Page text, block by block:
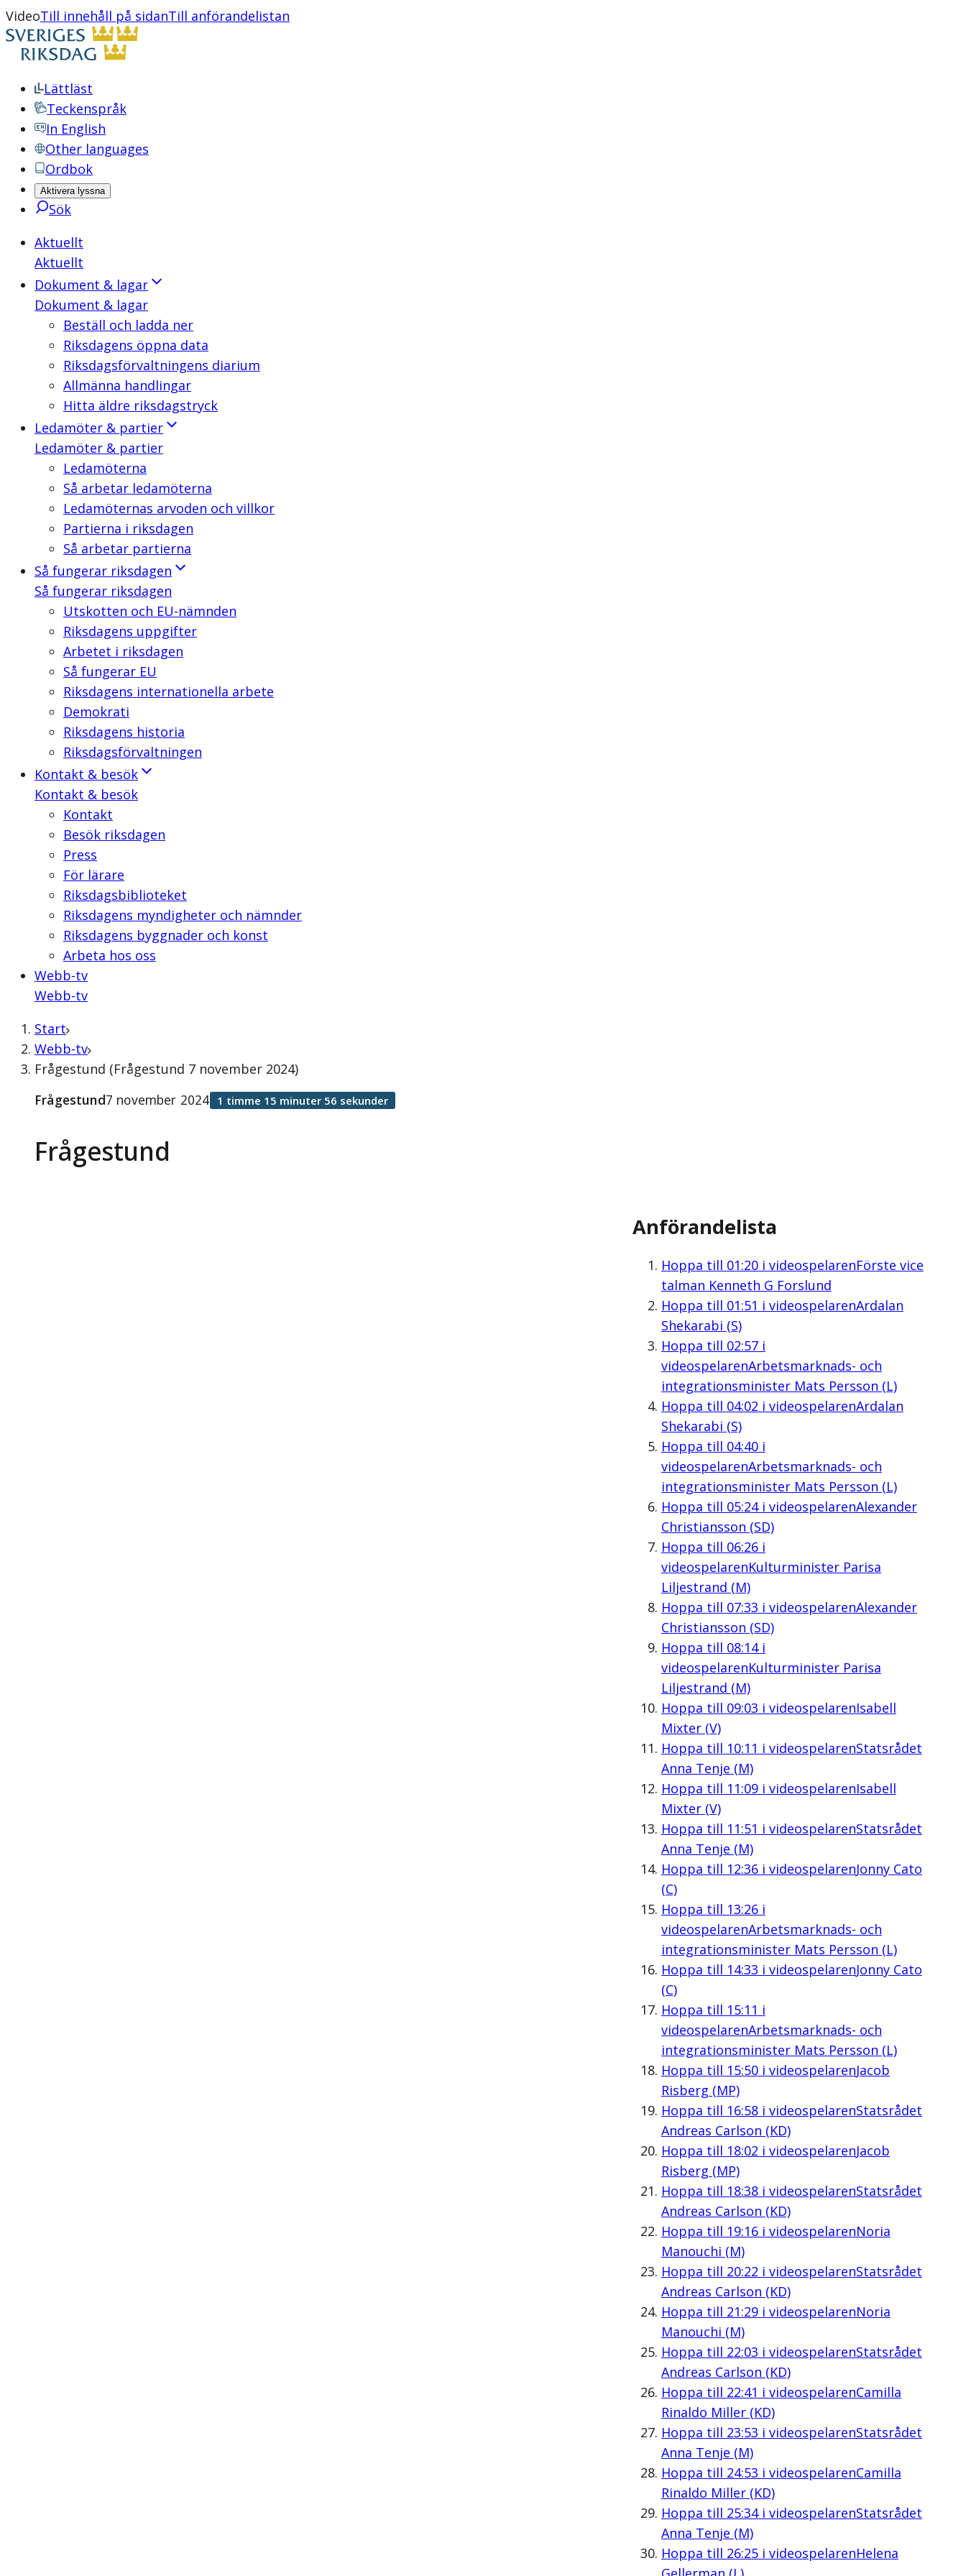
VideoTill innehåll på sidanTill anförandelistan
Lättläst
Teckenspråk
In English
Other languages
Ordbok
Aktivera lyssna
Sök
Aktuellt
Aktuellt
Dokument & lagar
Dokument & lagar
Beställ och ladda ner
Riksdagens öppna data
Riksdagsförvaltningens diarium
Allmänna handlingar
Hitta äldre riksdagstryck
Ledamöter & partier
Ledamöter & partier
Ledamöterna
Så arbetar ledamöterna
Ledamöternas arvoden och villkor
Partierna i riksdagen
Så arbetar partierna
Så fungerar riksdagen
Så fungerar riksdagen
Utskotten och EU-nämnden
Riksdagens uppgifter
Arbetet i riksdagen
Så fungerar EU
Riksdagens internationella arbete
Demokrati
Riksdagens historia
Riksdagsförvaltningen
Kontakt & besök
Kontakt & besök
Kontakt
Besök riksdagen
Press
För lärare
Riksdagsbiblioteket
Riksdagens myndigheter och nämnder
Riksdagens byggnader och konst
Arbeta hos oss
Webb-tv
Webb-tv
Start
Webb-tv
Frågestund (Frågestund 7 november 2024)
Frågestund
Frågestund7 november 2024 1 timme 15 minuter 56 sekunder
Anförandelista
Hoppa till 01:20i videospelarenFörste vice
talman Kenneth G Forslund
Hoppa till 01:51 i videospelarenArdalan
Shekarabi (S)
Hoppa till 02:57i
videospelarenArbetsmarknads- och
integrationsminister Mats Persson (L)
Hoppa till 04:02 i videospelarenArdalan
Shekarabi (S)
Hoppa till 04:40i
videospelarenArbetsmarknads- och
integrationsminister Mats Persson (L)
Hoppa till 05:24i videospelarenAlexander
Christiansson (SD)
Hoppa till 06:26i
videospelarenKulturminister Parisa
Liljestrand (M)
Hoppa till 07:33 i videospelarenAlexander
Christiansson (SD)
Hoppa till 08:14i
videospelarenKulturminister Parisa
Liljestrand (M)
Hoppa till 09:03 i videospelarenIsabell
Mixter (V)
Hoppa till 10:11 i videospelarenStatsrådet
Anna Tenje (M)
Hoppa till 11:09i videospelarenIsabell
Mixter (V)
Hoppa till 11:51 i videospelarenStatsrådet
Anna Tenje (M)
Hoppa till 12:36i videospelarenJonny Cato
(C)
Hoppa till 13:26i
videospelarenArbetsmarknads- och
integrationsminister Mats Persson (L)
Hoppa till 14:33 i videospelarenJonny Cato
(C)
Hoppa till 15:11 i
videospelarenArbetsmarknads- och
integrationsminister Mats Persson (L)
Hoppa till 15:50i videospelarenJacob
Risberg (MP)
Hoppa till 16:58i videospelarenStatsrådet
Andreas Carlson (KD)
Hoppa till 18:02 i videospelarenJacob
Risberg (MP)
Hoppa till 18:38i videospelarenStatsrådet
Andreas Carlson (KD)
Hoppa till 19:16i videospelarenNoria
Manouchi (M)
Hoppa till 20:22 i videospelarenStatsrådet
Andreas Carlson (KD)
Hoppa till 21:29i videospelarenNoria
Manouchi (M)
Hoppa till 22:03 i videospelarenStatsrådet
Andreas Carlson (KD)
Hoppa till 22:41 i videospelarenCamilla
Rinaldo Miller (KD)
Hoppa till 23:53 i videospelarenStatsrådet
Anna Tenje (M)
Hoppa till 24:53 i videospelarenCamilla
Rinaldo Miller (KD)
Hoppa till 25:34i videospelarenStatsrådet
Anna Tenje (M)
Hoppa till 26:25i videospelarenHelena